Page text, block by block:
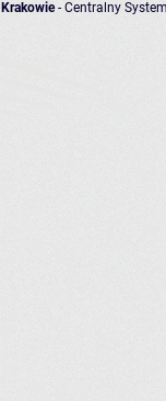
- Centralny